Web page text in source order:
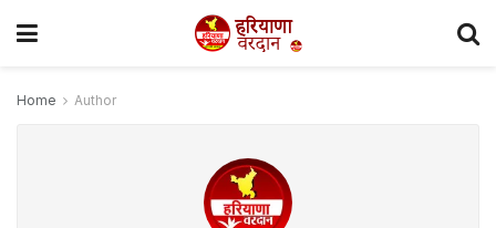
Home Author